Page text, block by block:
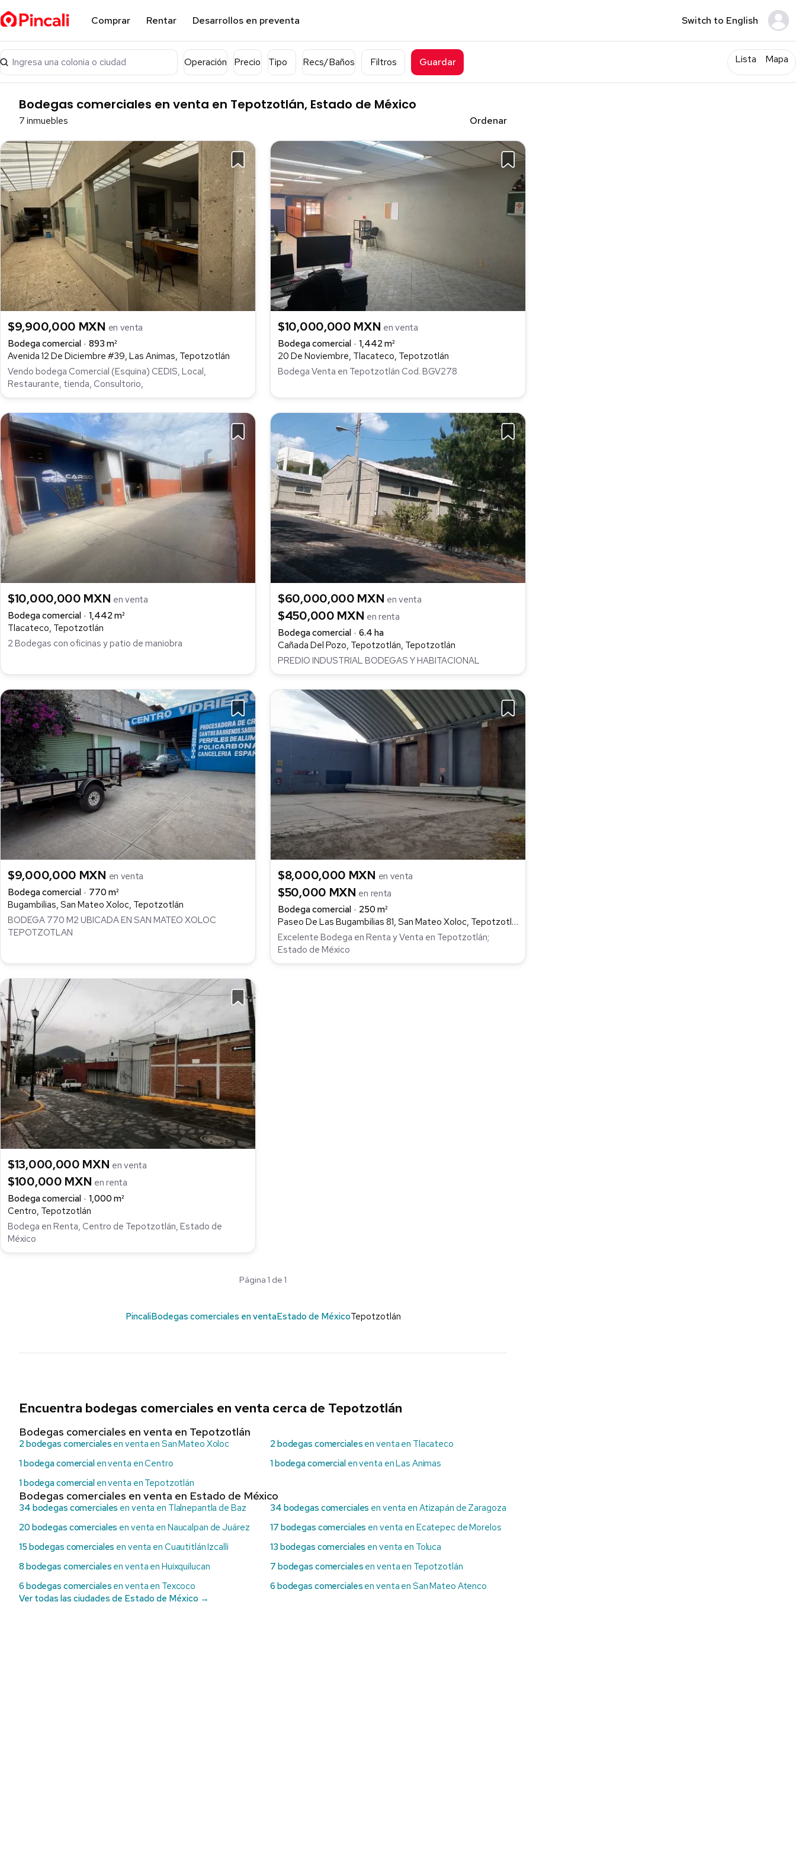
Comprar Rentar Desarrollos en preventa Switch to English
Ingresa una colonia o ciudad Operación Precio Tipo Recs/Baños Filtros Guardar Lista Mapa
Bodegas comerciales en venta en Tepotzotlán, Estado de México
7 inmuebles Ordenar
$9,900,000 MXN en venta
Bodega comercial
893 m²
Avenida 12 De Diciembre #39, Las Animas, Tepotzotlán
Vendo bodega Comercial (Esquina) CEDIS, Local,
Restaurante, tienda, Consultorio,
$10,000,000 MXN en venta
Bodega comercial
1,442 m²
20 De Noviembre, Tlacateco, Tepotzotlán
Bodega Venta en Tepotzotlán Cod. BGV278
$10,000,000 MXN en venta
Bodega comercial
1,442 m²
Tlacateco, Tepotzotlán
2 Bodegas con oficinas y patio de maniobra
$60,000,000 MXN en venta
$450,000 MXN en renta
Bodega comercial
6.4 ha
Cañada Del Pozo, Tepotzotlán, Tepotzotlán
PREDIO INDUSTRIAL BODEGAS Y HABITACIONAL
$9,000,000 MXN en venta
Bodega comercial
770 m²
Bugambilias, San Mateo Xoloc, Tepotzotlán
BODEGA 770 M2 UBICADA EN SAN MATEO XOLOC
TEPOTZOTLAN
$8,000,000 MXN en venta
$50,000 MXN en renta
Bodega comercial
250 m²
Paseo De Las Bugambilias 81, San Mateo Xoloc, Tepotzotlán
Excelente Bodega en Renta y Venta en Tepotzotlán;
Estado de México
$13,000,000 MXN en venta
$100,000 MXN en renta
Bodega comercial
1,000 m²
Centro, Tepotzotlán
Bodega en Renta, Centro de Tepotzotlán, Estado de
México
Página 1 de 1
PincaliBodegas comerciales en ventaEstado de MéxicoTepotzotlán
Encuentra bodegas comerciales en venta cerca de Tepotzotlán
Bodegas comerciales en venta en Tepotzotlán
2 bodegas comerciales en venta en San Mateo Xoloc 2 bodegas comerciales en venta en Tlacateco
1 bodega comercialen venta en Centro 1 bodega comercialen venta en Las Animas
1 bodega comercialen venta en Tepotzotlán
Bodegas comerciales en venta en Estado de México
34 bodegas comerciales en venta en Tlalnepantla de Baz 34 bodegas comerciales en venta en Atizapán de Zaragoza
20 bodegas comerciales en venta en Naucalpan de Juárez 17 bodegas comerciales en venta en Ecatepec de Morelos
15 bodegas comerciales en venta en Cuautitlán Izcalli 13 bodegas comerciales en venta en Toluca
8 bodegas comerciales en venta en Huixquilucan 7 bodegas comerciales en venta en Tepotzotlán
6 bodegas comerciales en venta en Texcoco 6 bodegas comerciales en venta en San Mateo Atenco
Ver todas las ciudades de Estado de México →